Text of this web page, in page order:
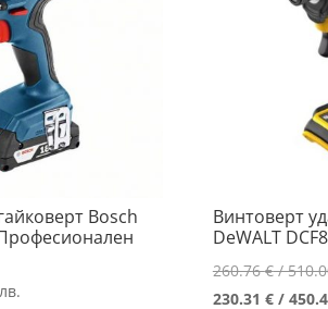
Bosch
Винтоверт
DeWALT
260.76€/
230.31 €/